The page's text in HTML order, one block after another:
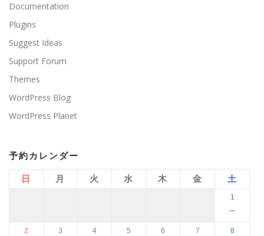
Documentation
Plugins
Suggest Ideas
Support Forum
Themes
WordPress Blog
WordPress Planet
予約カレンダー
日 月 火 水 木 金 土
1
－
2 3 4 5 6 7 8